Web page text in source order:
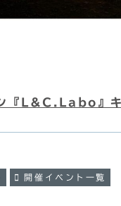
『L&C.Labo』キ
開催イベント一覧